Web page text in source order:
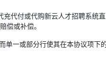
代付或代购新云人才招聘系统
偿或补偿。
一或部分行使其在本协议项下